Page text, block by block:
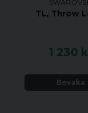
TL, Throw
1 230
Bevaka